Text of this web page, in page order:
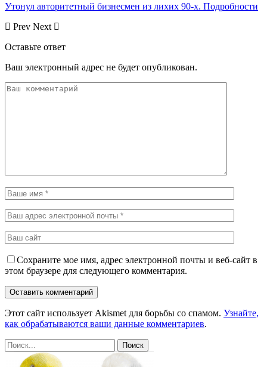
Утонул авторитетный бизнесмен из лихих 90-х. Подробности
Prev Next
Оставьте ответ
Ваш электронный адрес не будет опубликован.
Сохраните мое имя, адрес электронной почты и веб-сайт в
этом браузере для следующего комментария.
Этот сайт использует Akismet для борьбы со спамом. Узнайте,
как обрабатываются ваши данные комментариев.